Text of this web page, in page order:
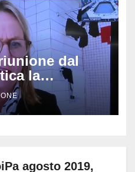
dal
la
tutti
il video
agosto 2019,